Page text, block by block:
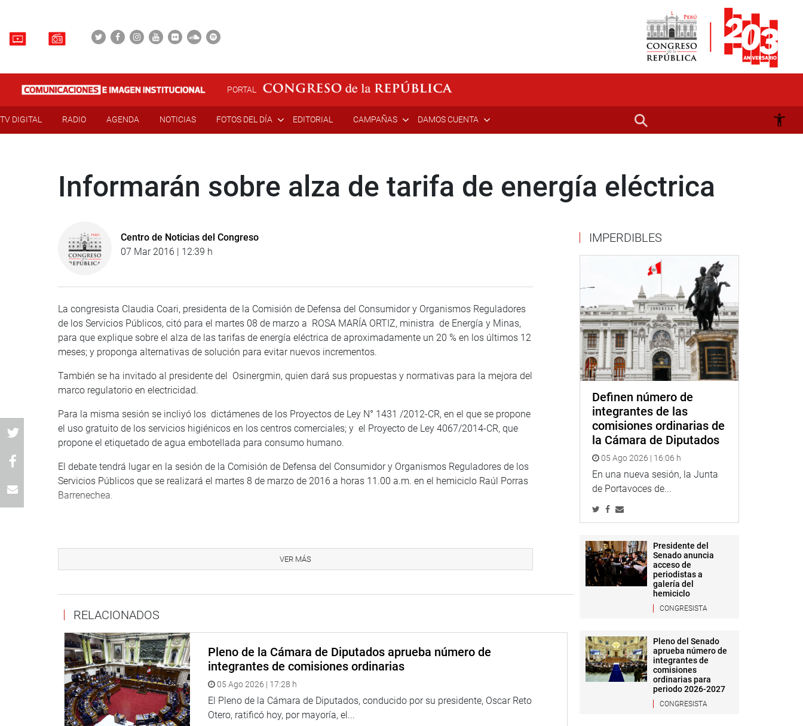
PORTAL
TV DIGITAL RADIO AGENDA NOTICIAS FOTOS DEL DÍA EDITORIAL CAMPAÑAS DAMOS CUENTA
Informarán sobre alza de tarifa de energía eléctrica
Centro de Noticias del Congreso
07 Mar 2016 | 12:39 h
La congresista Claudia Coari, presidenta de la Comisión de Defensa del Consumidor y Organismos Reguladores
de los Servicios Públicos, citó para el martes 08 de marzo a ROSA MARÍA ORTIZ, ministra de Energía y Minas,
para que explique sobre el alza de las tarifas de energía eléctrica de aproximadamente un 20 % en los últimos 12
meses; y proponga alternativas de solución para evitar nuevos incrementos.
También se ha invitado al presidente del Osinergmin, quien dará sus propuestas y normativas para la mejora del
marco regulatorio en electricidad.
Para la misma sesión se incliyó los dictámenes de los Proyectos de Ley N° 1431 /2012-CR, en el que se propone
el uso gratuito de los servicios higiénicos en los centros comerciales; y el Proyecto de Ley 4067/2014-CR, que
propone el etiquetado de agua embotellada para consumo humano.
El debate tendrá lugar en la sesión de la Comisión de Defensa del Consumidor y Organismos Reguladores de los
Servicios Públicos que se realizará el martes 8 de marzo de 2016 a horas 11.00 a.m. en el hemiciclo Raúl Porras
Barrenechea.
Con el Ruego de su difusión
VER MÁS
RELACIONADOS
Pleno de la Cámara de Diputados aprueba número de
integrantes de comisiones ordinarias
05 Ago 2026 | 17:28 h
El Pleno de la Cámara de Diputados, conducido por su presidente, Oscar Reto
Otero, ratificó hoy, por mayoría, el...
IMPERDIBLES
Definen número de
integrantes de las
comisiones ordinarias de
la Cámara de Diputados
05 Ago 2026 | 16:06 h
En una nueva sesión, la Junta
de Portavoces de...
Presidente del
Senado anuncia
acceso de
periodistas a
galería del
hemiciclo
CONGRESISTA
Pleno del Senado
aprueba número de
integrantes de
comisiones
ordinarias para
periodo 2026-2027
CONGRESISTA